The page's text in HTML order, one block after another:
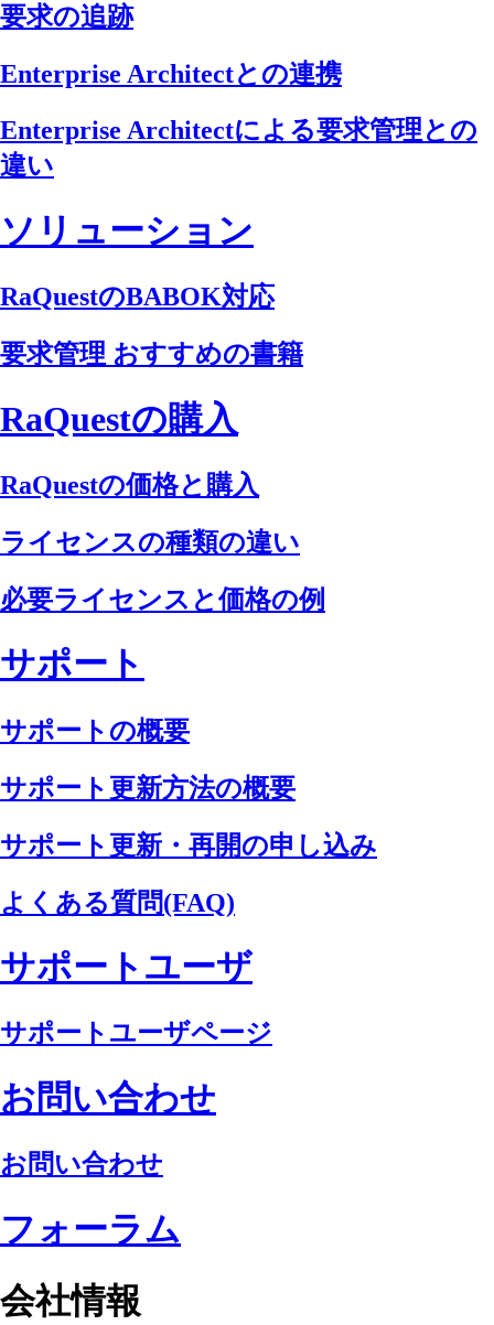
要求の追跡
Enterprise Architectとの連携
Enterprise Architectによる要求管理との
違い
ソリューション
RaQuestのBABOK対応
要求管理 おすすめの書籍
RaQuestの購入
RaQuestの価格と購入
ライセンスの種類の違い
必要ライセンスと価格の例
サポート
サポートの概要
サポート更新方法の概要
サポート更新・再開の申し込み
よくある質問(FAQ)
サポートユーザ
サポートユーザページ
お問い合わせ
お問い合わせ
フォーラム
会社情報